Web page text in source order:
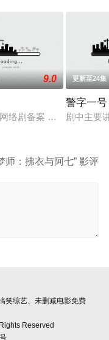
麦香通过视频向米良
9.0
络剧备案 当代 都市 海
更新至24集
警字一号
剧中主要
师：拂衣与阿七” 影评
笑综艺、未删减电影免费
Reserved